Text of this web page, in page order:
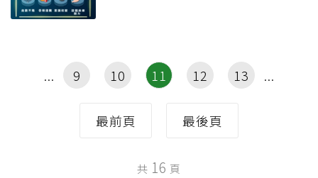
最前頁
9 10 11 12 13
最後頁
共 16 頁